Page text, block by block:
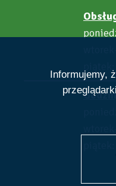
Informujemy,